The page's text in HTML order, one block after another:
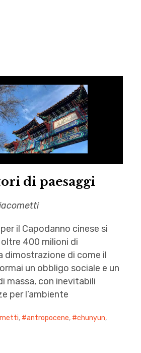
di paesaggi
il Capodanno cinese si
400 milioni di
dimostrazione di come il
un obbligo sociale e un
massa, con inevitabili
per l’ambiente
, antropocene, chunyun,